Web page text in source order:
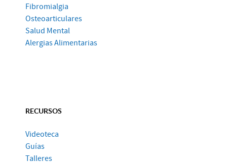
Fibromialgia
Osteoarticulares
Salud Mental
Alergias Alimentarias
RECURSOS
Videoteca
Guías
Talleres